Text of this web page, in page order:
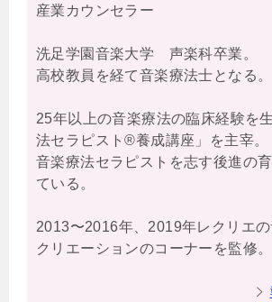
産業カウンセラー
洗足学園音楽大学 声楽科卒業。
高校教員を経て音楽療法士となる。
25年以上の音楽療法の臨床経験を
法セラピスト®養成講座」を主宰。
音楽療法セラピストを志す後進の
ている。
2013〜2016年、2019年レクリエ
クリエーションのコーナーを監修。